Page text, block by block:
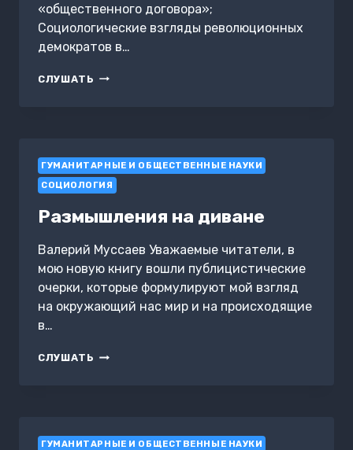
«общественного договора»;
Социологические взгляды революционных
демократов в…
СЛУШАТЬ НЕКОТОРЫЕ
ГУМАНИТАРНЫЕ И ОБЩЕСТВЕННЫЕ НАУКИ
СОЦИОЛОГИЯ
Размышления на диване
Валерий Муссаев Уважаемые читатели, в
мою новую книгу вошли публицистические
очерки, которые формулируют мой взгляд
на окружающий нас мир и на происходящие
в…
СЛУШАТЬ РАЗМЫШЛЕНИЯ
ГУМАНИТАРНЫЕ И ОБЩЕСТВЕННЫЕ НАУКИ